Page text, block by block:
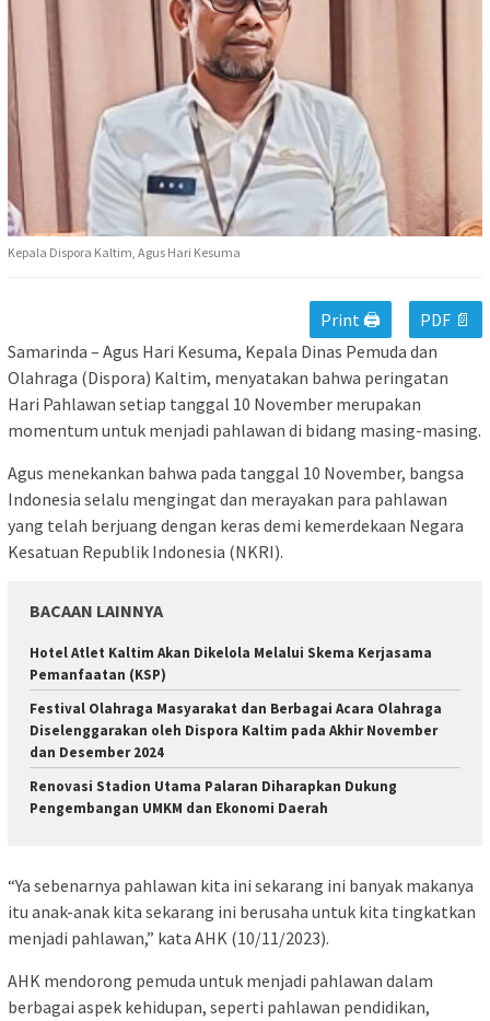
Kepala Dispora Kaltim, Agus Hari Kesuma
Print 🖨
PDF 📄
Samarinda – Agus Hari Kesuma, Kepala Dinas Pemuda dan
Olahraga (Dispora) Kaltim, menyatakan bahwa peringatan
Hari Pahlawan setiap tanggal 10 November merupakan
momentum untuk menjadi pahlawan di bidang masing-masing.
Agus menekankan bahwa pada tanggal 10 November, bangsa
Indonesia selalu mengingat dan merayakan para pahlawan
yang telah berjuang dengan keras demi kemerdekaan Negara
Kesatuan Republik Indonesia (NKRI).
BACAAN LAINNYA
Hotel Atlet Kaltim Akan Dikelola Melalui Skema Kerjasama
Pemanfaatan (KSP)
Festival Olahraga Masyarakat dan Berbagai Acara Olahraga
Diselenggarakan oleh Dispora Kaltim pada Akhir November
dan Desember 2024
Renovasi Stadion Utama Palaran Diharapkan Dukung
Pengembangan UMKM dan Ekonomi Daerah
“Ya sebenarnya pahlawan kita ini sekarang ini banyak makanya
itu anak-anak kita sekarang ini berusaha untuk kita tingkatkan
menjadi pahlawan,” kata AHK (10/11/2023).
AHK mendorong pemuda untuk menjadi pahlawan dalam
berbagai aspek kehidupan, seperti pahlawan pendidikan,